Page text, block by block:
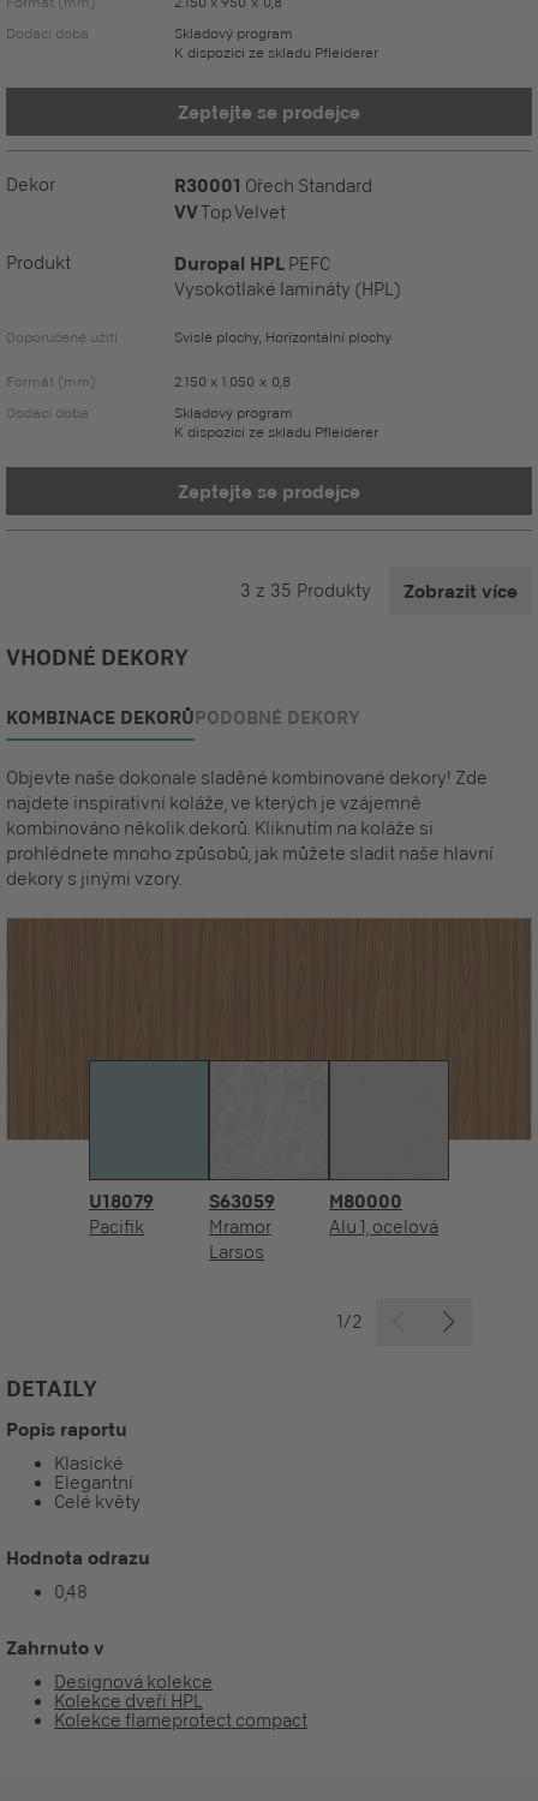
Dodací doba
Skladový program
K dispozici ze skladu Pfleiderer
Zeptejte se prodejce
Dekor R30001 Ořech Standard
VVTop Velvet
Produkt Duropal HPL PEFC
Vysokotlaké lamináty (HPL)
Doporučené užití Svislé plochy, Horizontální plochy
Formát (mm)
2.150 x 1.050 x 0,8
Dodací doba
Skladový program
K dispozici ze skladu Pfleiderer
Zeptejte se prodejce
3 z 35 Produkty Zobrazit více
VHODNÉ DEKORY
KOMBINACE DEKORŮPODOBNÉ DEKORY
Objevte naše dokonale sladěné kombinované dekory! Zde
najdete inspirativní koláže, ve kterých je vzájemně
kombinováno několik dekorů. Kliknutím na koláže si
prohlédnete mnoho způsobů, jak můžete sladit naše hlavní
dekory s jinými vzory.
U18079
Pacifik
S63059
Mramor
Larsos
M80000
Alu 1, ocelová
1/2
DETAILY
Popis raportu
Klasické
Elegantní
Celé květy
Hodnota odrazu
0,48
Zahrnuto v
Designová kolekce
Kolekce dveří HPL
Kolekce flameprotect compact